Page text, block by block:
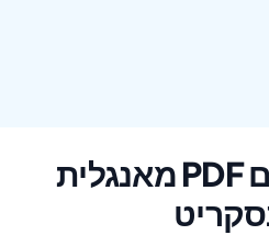
תמחור תרגום PDF מאנגלית